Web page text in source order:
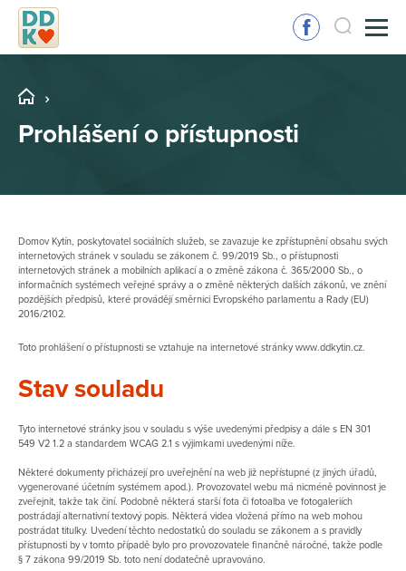
Prohlášení o přístupnosti
Domov Kytín, poskytovatel sociálních služeb, se zavazuje ke zpřístupnění obsahu svých
internetových stránek v souladu se zákonem č. 99/2019 Sb., o přístupnosti
internetových stránek a mobilních aplikací a o změně zákona č. 365/2000 Sb., o
informačních systémech veřejné správy a o změně některých dalších zákonů, ve znění
pozdějších předpisů, které provádějí směrnici Evropského parlamentu a Rady (EU)
2016/2102.
Toto prohlášení o přístupnosti se vztahuje na internetové stránky www.ddkytin.cz.
Stav souladu
Tyto internetové stránky jsou v souladu s výše uvedenými předpisy a dále s EN 301
549 V2 1.2 a standardem WCAG 2.1 s výjimkami uvedenými níže.
Některé dokumenty přicházejí pro uveřejnění na web již nepřístupné (z jiných úřadů,
vygenerované účetním systémem apod.). Provozovatel webu má nicméně povinnost je
zveřejnit, takže tak činí. Podobně některá starší fota či fotoalba ve fotogaleriích
postrádají alternativní textový popis. Některá videa vložená přímo na web mohou
postrádat titulky. Uvedení těchto nedostatků do souladu se zákonem a s pravidly
přístupnosti by v tomto případě bylo pro provozovatele finančně náročné, takže podle
§ 7 zákona 99/2019 Sb. toto není dodatečně upravováno.